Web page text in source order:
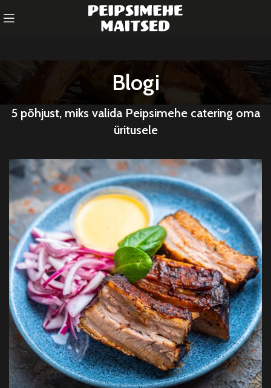
Blogi
5 põhjust, miks valida Peipsimehe catering oma
üritusele